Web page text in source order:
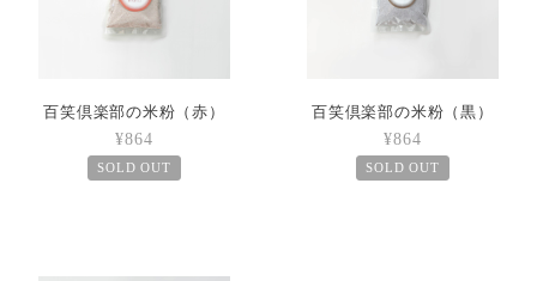
百笑倶楽部の米粉（赤）
¥864
SOLD OUT
百笑倶楽部の米粉（黒）
¥864
SOLD OUT